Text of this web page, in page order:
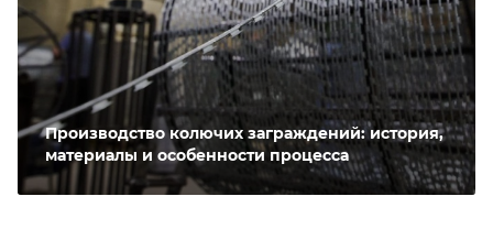
Производство колючих заграждений: история,
материалы и особенности процесса